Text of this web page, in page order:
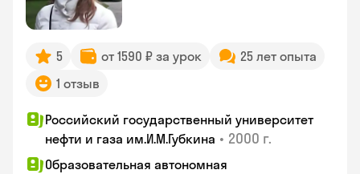
5 от 1590 ₽ за урок
25 лет опыта
1 отзыв
Российский государственный университет
нефти и газа им.И.М.Губкина • 2000 г.
Образовательная автономная